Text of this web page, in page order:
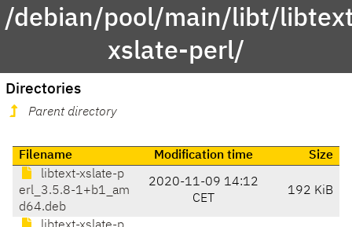
/debian/pool/main/libt/
xslate-perl/
Directories
Parent directory
Filename Modification time
Size
libtext-xslate-p
erl_3.5.8-1+b1_am
d64.deb
2020-11-09 14:12
CET
192 KiB